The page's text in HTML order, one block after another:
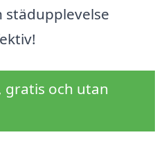
städupplevelse
gratis och utan